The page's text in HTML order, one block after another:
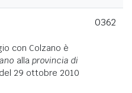
con Colzano è
alla provincia di
29 ottobre 2010
0362